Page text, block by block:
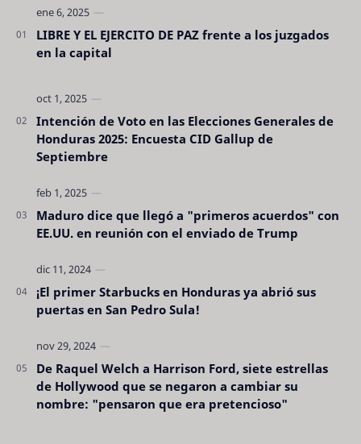
LIBRE Y EL EJERCITO DE PAZ frente a los juzgados
en la capital
Intención de Voto en las Elecciones Generales de
Honduras 2025: Encuesta CID Gallup de
Septiembre
Maduro dice que llegó a "primeros acuerdos" con
EE.UU. en reunión con el enviado de Trump
¡El primer Starbucks en Honduras ya abrió sus
puertas en San Pedro Sula!
De Raquel Welch a Harrison Ford, siete estrellas
de Hollywood que se negaron a cambiar su
nombre: "pensaron que era pretencioso"